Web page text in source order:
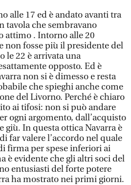
alle 17 ed è andato avanti tra
tavola che sembravano
attimo . Intorno alle 20
non fosse più il presidente del
le 22 è arrivata una
opposto. Ed è
non si è dimesso e resta
che spieghi anche come
del Livorno. Perché è chiaro
ai tifosi: non si può andare
ogni argomento, dall’acquisto
giù. In questa ottica Navarra è
far valere l’accordo nel quale
firma per spese inferiori ai
è evidente che gli altri soci del
entusiasti del forte potere
ha mostrato nei primi giorni.